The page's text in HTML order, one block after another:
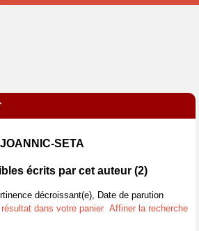
SETA
écrits par cet auteur (2)
décroissant(e), Date de parution
dans votre panier Affiner la recherche